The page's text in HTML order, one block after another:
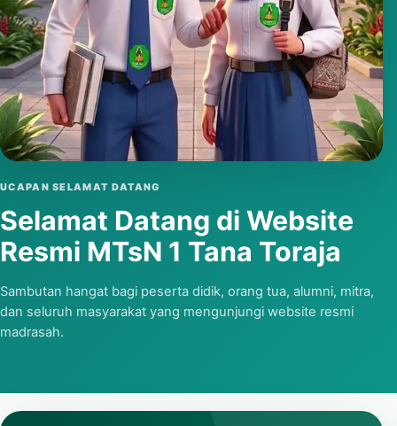
UCAPAN SELAMAT DATANG
Selamat Datang di Website
Resmi MTsN 1 Tana Toraja
Sambutan hangat bagi peserta didik, orang tua, alumni, mitra,
dan seluruh masyarakat yang mengunjungi website resmi
madrasah.
Putar video